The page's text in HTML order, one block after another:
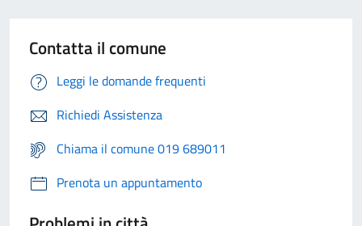
Contatta il comune
Leggi le domande frequenti
Richiedi Assistenza
Chiama il comune 019 689011
Prenota un appuntamento